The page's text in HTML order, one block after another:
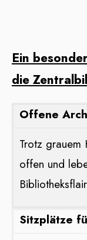
Ein
die
Offene
Trotz grauem
offen und
Sitzplätze